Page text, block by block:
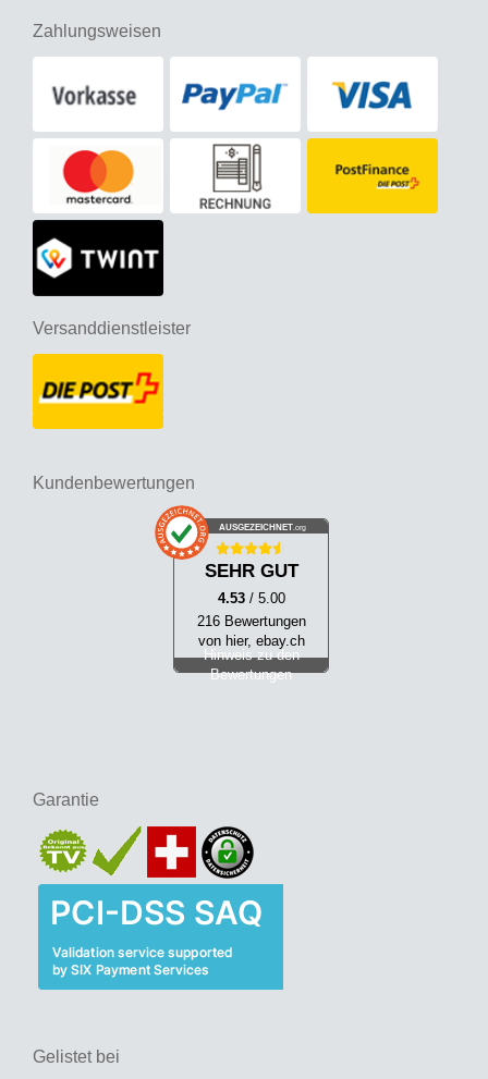
Zahlungsweisen
Versanddienstleister
Kundenbewertungen
AUSGEZEICHNET .org
SEHR GUT
4.53 / 5.00
216 Bewertungen
von hier, ebay.ch
Hinweis zu den
Bewertungen
Garantie
Gelistet bei